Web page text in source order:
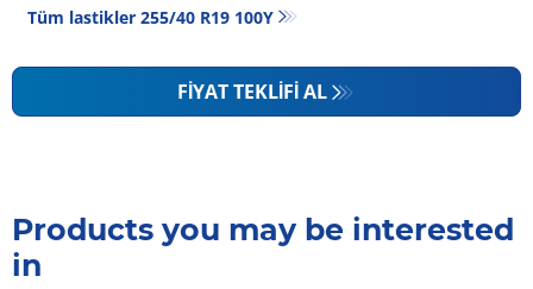
Tüm lastikler‎ 255/40 R19 100Y
FIYAT TEKLIFI AL
Products you may be interested
in